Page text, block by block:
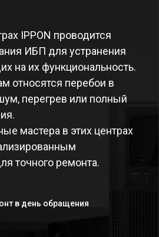
IPPON проводится
ИБП для устранения
на их функциональность.
относятся перебои в
перегрев или полный
мастера в этих центрах
точного ремонта.
в день обращения